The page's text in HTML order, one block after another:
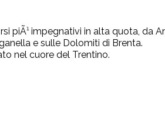
piÃ¹ impegnativi in alta quota, da
e sulle Dolomiti di Brenta.
nel cuore del Trentino.